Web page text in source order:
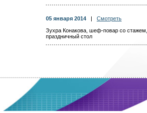
05 января 2014
Смотреть
Зухра Конакова, шеф-повар со
праздничный стол